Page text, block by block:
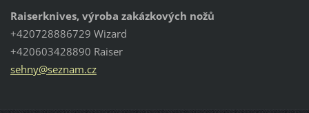
Raiserknives, výroba zakázkových nožů
+420728886729 Wizard
+420603428890 Raiser
sehny@seznam.cz